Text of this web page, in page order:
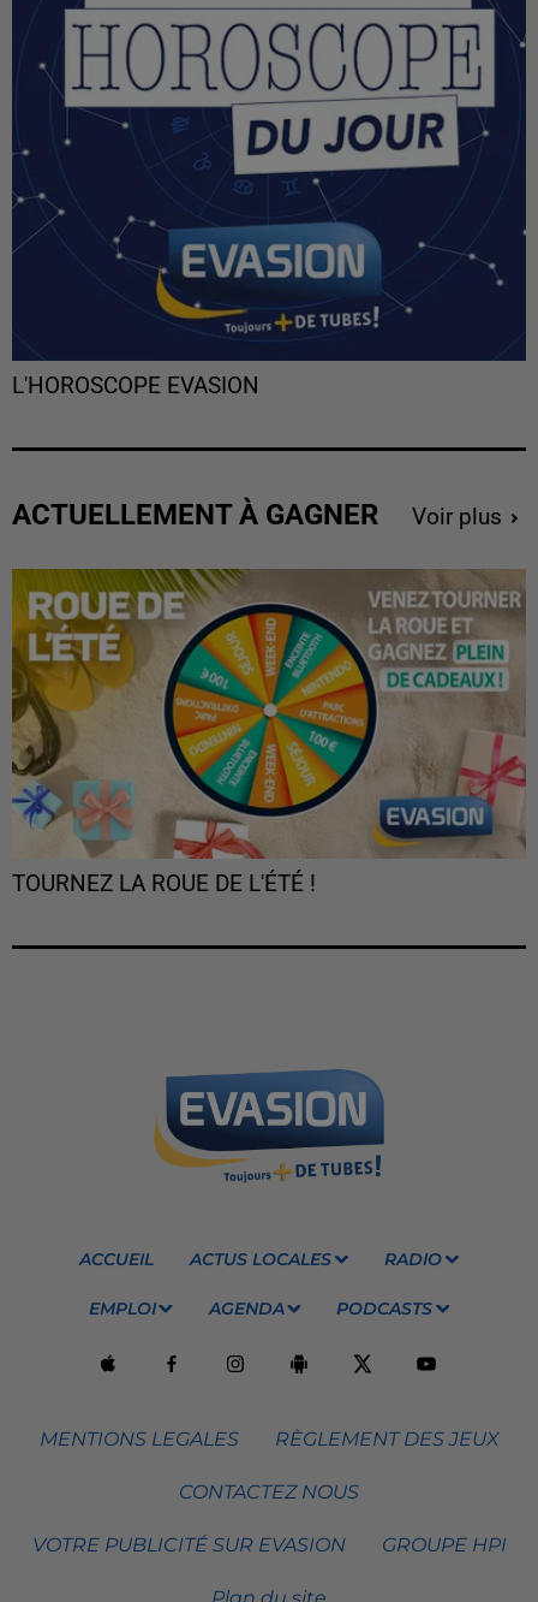
L'HOROSCOPE EVASION
ACTUELLEMENT À GAGNER Voir plus
TOURNEZ LA ROUE DE L'ÉTÉ !
ACCUEIL ACTUS LOCALES RADIO
EMPLOI AGENDA PODCASTS
MENTIONS LEGALES RÈGLEMENT DES JEUX
CONTACTEZ NOUS
VOTRE PUBLICITÉ SUR EVASION GROUPE HPI